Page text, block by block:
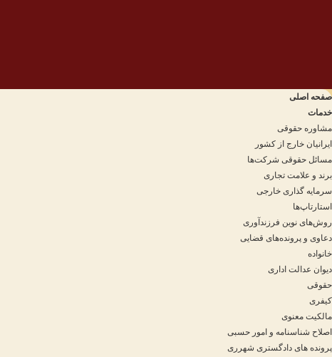
صفحه اصلی
خدمات
مشاوره حقوقی
ایرانیان خارج از کشور
مسائل حقوقی شرکت‌ها
برند و علامت تجاری
سرمایه‌ گذاری خارجی
استارتاپ‌ها
روش‌های نوین فرزندآوری
دعاوی و پرونده‌های قضایی
خانواده
دیوان عدالت اداری
حقوقی
کیفری
مالکیت معنوی
اصلاح شناسنامه و امور حسبی
پرونده های دادگستری شهرری